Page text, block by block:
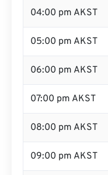
04:00 pm AKST
05:00 pm AKST
06:00 pm AKST
07:00 pm AKST
08:00 pm AKST
09:00 pm AKST